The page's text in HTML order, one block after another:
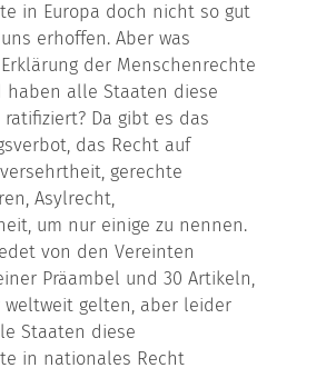
in Europa doch nicht so gut
erhoffen. Aber was
der Menschenrechte
haben alle Staaten diese
ratifiziert? Da gibt es das
das Recht auf
gerechte
Asylrecht,
um nur einige zu nennen.
von den Vereinten
Präambel und 30 Artikeln,
weltweit gelten, aber leider
Staaten diese
in nationales Recht